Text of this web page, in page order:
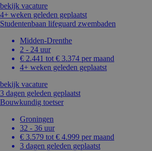
bekijk vacature
4+ weken geleden geplaatst
Studentenbaan lifeguard zwembaden
Midden-Drenthe
2 - 24 uur
€ 2.441 tot € 3.374 per maand
4+ weken geleden geplaatst
bekijk vacature
3 dagen geleden geplaatst
Bouwkundig toetser
Groningen
32 - 36 uur
€ 3.579 tot € 4.999 per maand
3 dagen geleden geplaatst